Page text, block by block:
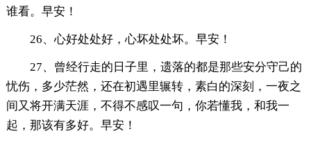
谁看。早安！
26、心好处处好，心坏处处坏。早安！
27、曾经行走的日子里，遗落的都是那些安分守己的
忧伤，多少茫然，还在初遇里辗转，素白的深刻，一夜之
间又将开满天涯，不得不感叹一句，你若懂我，和我一
起，那该有多好。早安！